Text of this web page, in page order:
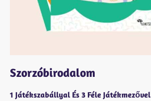
Szorzóbirodalom
1 Játékszabállyal És 3 Féle Játékmezővel